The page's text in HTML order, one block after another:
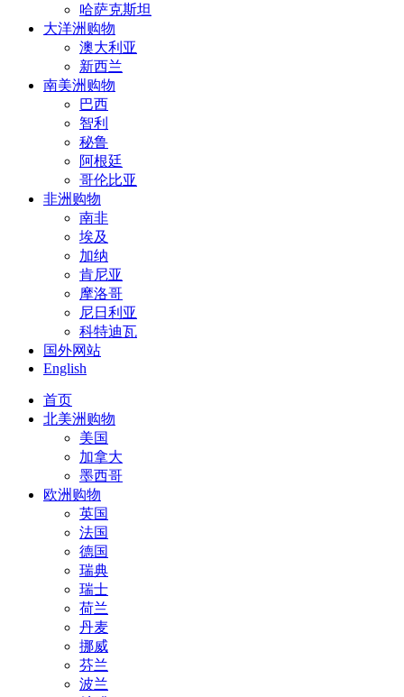
哈萨克斯坦
大洋洲购物
澳大利亚
新西兰
南美洲购物
巴西
智利
秘鲁
阿根廷
哥伦比亚
非洲购物
南非
埃及
加纳
肯尼亚
摩洛哥
尼日利亚
科特迪瓦
国外网站
English
首页
北美洲购物
美国
加拿大
墨西哥
欧洲购物
英国
法国
德国
瑞典
瑞士
荷兰
丹麦
挪威
芬兰
波兰